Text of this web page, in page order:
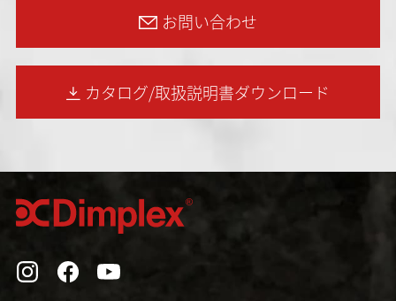
お問い合わせ
カタログ/取扱説明書ダウンロード